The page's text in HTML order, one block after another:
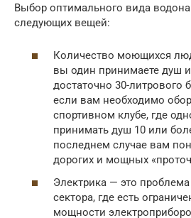
Выбор оптимального вида
следующих вещей:
Количество моющихся
вы один принимаете душ
достаточно 30-литрового
если вам необходимо
спортивном клубе, где
принимать душ 10 или
последнем случае вам
дорогих и мощных
Электрика — это
сектора, где есть
мощности